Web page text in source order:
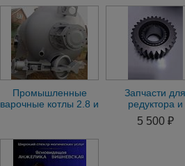
Промышленные
варочные котлы 2.8 и
Запчасти для
редуктора и
гидромотора
5 500 ₽